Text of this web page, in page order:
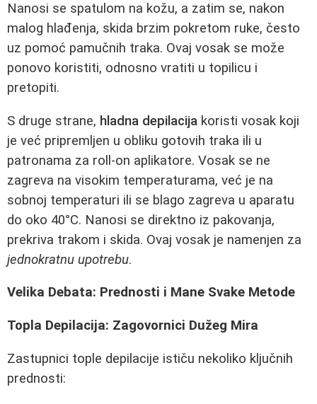
Nanosi se spatulom na kožu, a zatim se, nakon
malog hlađenja, skida brzim pokretom ruke, često
uz pomoć pamučnih traka. Ovaj vosak se može
ponovo koristiti, odnosno vratiti u topilicu i
pretopiti.
S druge strane, hladna depilacija koristi vosak koji
je već pripremljen u obliku gotovih traka ili u
patronama za roll-on aplikatore. Vosak se ne
zagreva na visokim temperaturama, već je na
sobnoj temperaturi ili se blago zagreva u aparatu
do oko 40°C. Nanosi se direktno iz pakovanja,
prekriva trakom i skida. Ovaj vosak je namenjen za
jednokratnu upotrebu.
Velika Debata: Prednosti i Mane Svake Metode
Topla Depilacija: Zagovornici Dužeg Mira
Zastupnici tople depilacije ističu nekoliko ključnih
prednosti: